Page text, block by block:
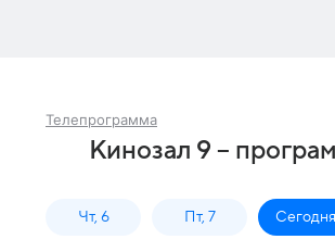
Телепрограмма
Кинозал 9 –
Чт, 6 Пт, 7 Сегодня